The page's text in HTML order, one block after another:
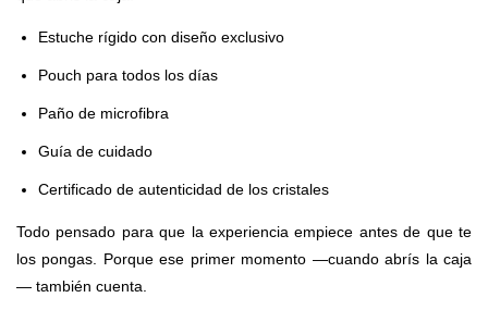
Estuche rígido con diseño exclusivo
Pouch para todos los días
Paño de microfibra
Guía de cuidado
Certificado de autenticidad de los cristales
Todo pensado para que la experiencia empiece antes de que te
los pongas. Porque ese primer momento —cuando abrís la caja
— también cuenta.